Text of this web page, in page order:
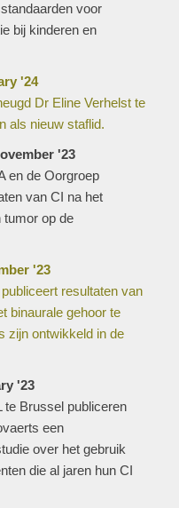
voor
bij kinderen en
'24
Dr Eline Verhelst te
als nieuw staflid.
'23
en de Oorgroep
van CI na het
tumor op de
'23
resultaten van
binaurale gehoor te
zijn ontwikkeld in de
'23
te Brussel publiceren
een
over het gebruik
die al jaren hun CI